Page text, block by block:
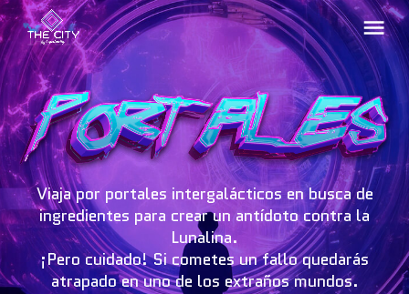
Viaja por portales intergalácticos en busca de
ingredientes para crear un antídoto contra la
Lunalina.
¡Pero cuidado! Si cometes un fallo quedarás
atrapado en uno de los extraños mundos.